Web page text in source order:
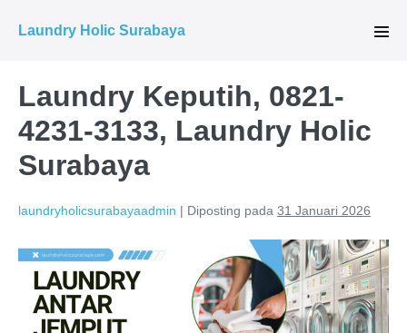
Laundry Holic Surabaya
Laundry Keputih, 0821-
4231-3133, Laundry Holic
Surabaya
laundryholicsurabayaadmin | Diposting pada 31 Januari 2026